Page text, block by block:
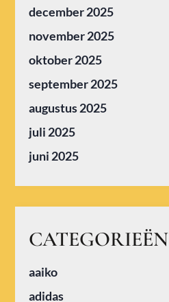
december 2025
november 2025
oktober 2025
september 2025
augustus 2025
juli 2025
juni 2025
CATEGORIEËN
aaiko
adidas